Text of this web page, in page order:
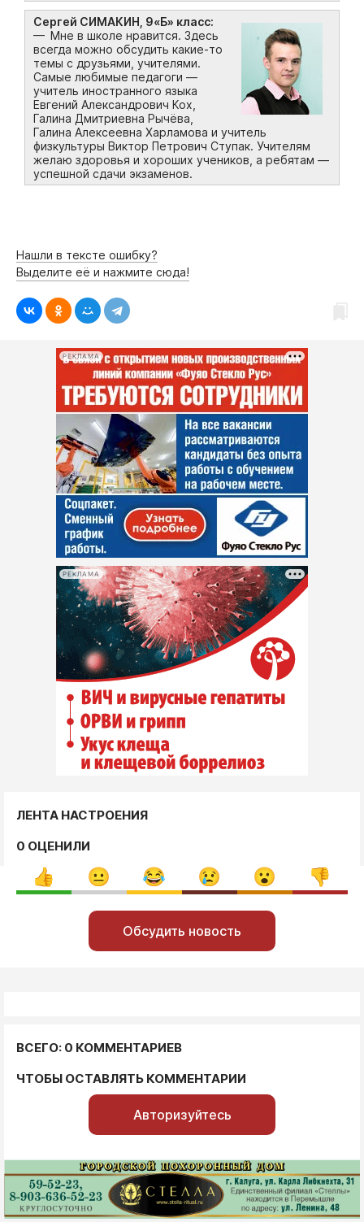
Сергей СИМАКИН, 9«Б» класс:
— Мне в школе нравится. Здесь
всегда можно обсудить какие-то
темы с друзьями, учителями.
Самые любимые педагоги —
учитель иностранного языка
Евгений Александрович Кох,
Галина Дмитриевна Рычёва,
Галина Алексеевна Харламова и учитель
физкультуры Виктор Петрович Ступак. Учителям
желаю здоровья и хороших учеников, а ребятам —
успешной сдачи экзаменов.
Нашли в тексте ошибку?
Выделите её и нажмите сюда!
РЕКЛАМА
РЕКЛАМА
ЛЕНТА НАСТРОЕНИЯ
0 ОЦЕНИЛИ
Обсудить новость
ВСЕГО: 0 КОММЕНТАРИЕВ
ЧТОБЫ ОСТАВЛЯТЬ КОММЕНТАРИИ
Авторизуйтесь